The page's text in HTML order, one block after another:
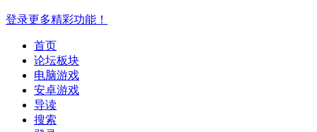
登录更多精彩功能！
首页
论坛板块
电脑游戏
安卓游戏
导读
搜索